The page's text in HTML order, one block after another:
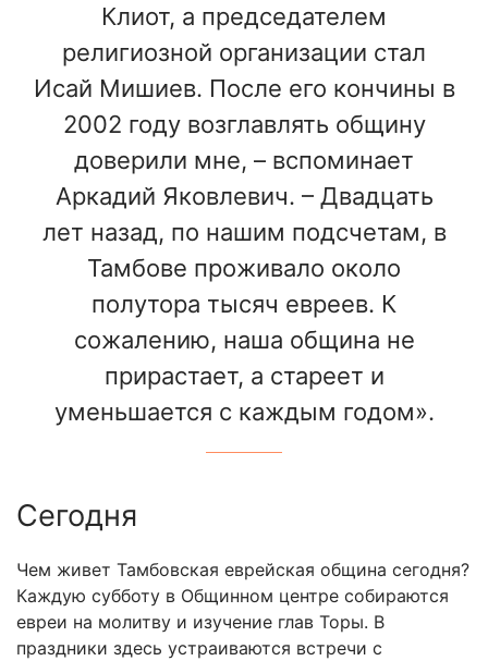
Клиот, а председателем
религиозной организации стал
Исай Мишиев. После его кончины в
2002 году возглавлять общину
доверили мне, – вспоминает
Аркадий Яковлевич. – Двадцать
лет назад, по нашим подсчетам, в
Тамбове проживало около
полутора тысяч евреев. К
сожалению, наша община не
прирастает, а стареет и
уменьшается с каждым годом».
Сегодня
Чем живет Тамбовская еврейская община сегодня?
Каждую субботу в Общинном центре собираются
евреи на молитву и изучение глав Торы. В
праздники здесь устраиваются встречи с